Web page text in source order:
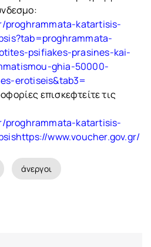
proghrammata-katartisis-
psifiakes-prasines-kai-
ghia-50000-
erotiseis&tab3=
επισκεφτείτε τις
proghrammata-katartisis-
www.voucher.gov.gr/
άνεργοι